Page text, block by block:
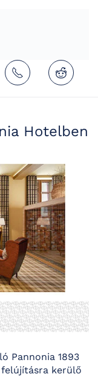
Hotelben
Pannonia 1893
kerülő